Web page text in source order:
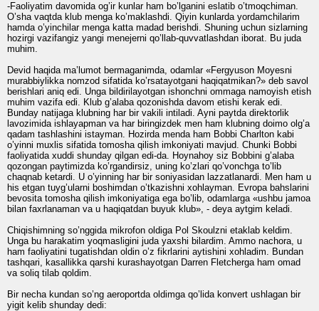
-Faoliyatim davomida og’ir kunlar ham bo’lganini eslatib o’tmoqchiman.
O’sha vaqtda klub menga ko’maklashdi. Qiyin kunlarda yordamchilarim
hamda o’yinchilar menga katta madad berishdi. Shuning uchun sizlarning
hozirgi vazifangiz yangi menejerni qo’llab-quvvatlashdan iborat. Bu juda
muhim.
Devid haqida ma’lumot bermaganimda, odamlar «Fergyuson Moyesni
murabbiylikka nomzod sifatida ko’rsatayotgani haqiqatmikan?» deb savol
berishlari aniq edi. Unga bildirilayotgan ishonchni ommaga namoyish etish
muhim vazifa edi. Klub g’alaba qozonishda davom etishi kerak edi.
Bunday natijaga klubning har bir vakili intiladi. Ayni paytda direktorlik
lavozimida ishlayapman va har biringizdek men ham klubning doimo olg’a
qadam tashlashini istayman. Hozirda menda ham Bobbi Charlton kabi
o’yinni muxlis sifatida tomosha qilish imkoniyati mavjud. Chunki Bobbi
faoliyatida xuddi shunday qilgan edi-da. Hoynahoy siz Bobbini g’alaba
qozongan paytimizda ko’rgandirsiz, uning ko’zlari qo’vonchga to’lib
chaqnab ketardi. U o’yinning har bir soniyasidan lazzatlanardi. Men ham u
his etgan tuyg’ularni boshimdan o’tkazishni xohlayman. Evropa bahslarini
bevosita tomosha qilish imkoniyatiga ega bo’lib, odamlarga «ushbu jamoa
bilan faxrlanaman va u haqiqatdan buyuk klub», - deya aytgim keladi.
Chiqishimning so’nggida mikrofon oldiga Pol Skoulzni etaklab keldim.
Unga bu harakatim yoqmasligini juda yaxshi bilardim. Ammo nachora, u
ham faoliyatini tugatishdan oldin o’z fikrlarini aytishini xohladim. Bundan
tashqari, kasallikka qarshi kurashayotgan Darren Fletcherga ham omad
va soliq tilab qoldim.
Bir necha kundan so’ng aeroportda oldimga qo’lida konvert ushlagan bir
yigit kelib shunday dedi: